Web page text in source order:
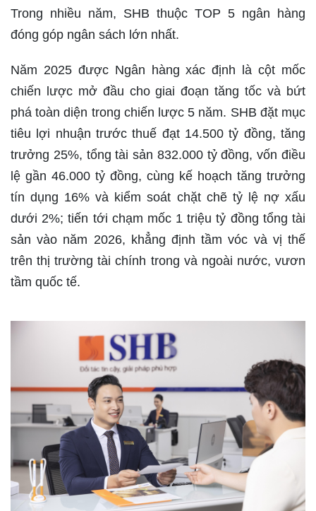
Trong nhiều năm, SHB thuộc TOP 5 ngân hàng
đóng góp ngân sách lớn nhất.
Năm 2025 được Ngân hàng xác định là cột mốc
chiến lược mở đầu cho giai đoạn tăng tốc và bứt
phá toàn diện trong chiến lược 5 năm. SHB đặt mục
tiêu lợi nhuận trước thuế đạt 14.500 tỷ đồng, tăng
trưởng 25%, tổng tài sản 832.000 tỷ đồng, vốn điều
lệ gần 46.000 tỷ đồng, cùng kế hoạch tăng trưởng
tín dụng 16% và kiểm soát chặt chẽ tỷ lệ nợ xấu
dưới 2%; tiến tới chạm mốc 1 triệu tỷ đồng tổng tài
sản vào năm 2026, khẳng định tầm vóc và vị thế
trên thị trường tài chính trong và ngoài nước, vươn
tầm quốc tế.